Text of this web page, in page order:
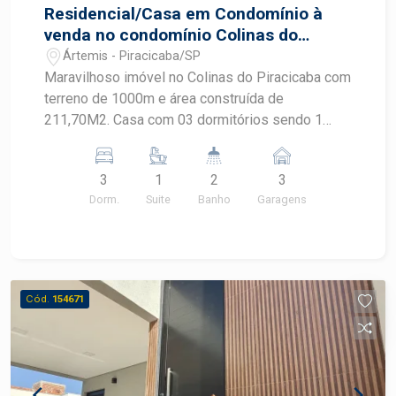
Residencial/Casa em Condomínio à
venda no condomínio Colinas do
Piracicaba Artemis
Ártemis - Piracicaba/SP
Maravilhoso imóvel no Colinas do Piracicaba com
terreno de 1000m e área construída de
211,70M2. Casa com 03 dormitórios sendo 1
com dispensa banheiro social lavanderia coberta
quintal amplo. Aceita financiamento e FGTS
3
Dorm.
1
Suite
2
Banho
3
Garagens
Cód. 154671